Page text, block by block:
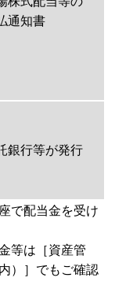
通知書
銀行等が発行
で配当金を受け
等は［資産管
）］でもご確認